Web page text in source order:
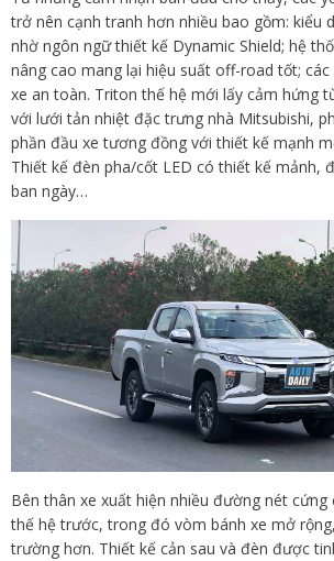
trở nên cạnh tranh hơn nhiều bao gồm: kiểu
nhờ ngôn ngữ thiết kế Dynamic Shield; hệ
nâng cao mang lại hiệu suất off-road tốt;
xe an toàn. Triton thế hệ mới lấy cảm hứng
với lưới tản nhiệt đặc trưng nhà Mitsubishi,
phần đầu xe tương đồng với thiết kế mạnh
Thiết kế đèn pha/cốt LED có thiết kế mảnh,
ban ngày…
Bên thân xe xuất hiện nhiều đường nét cứng
thế hệ trước, trong đó vòm bánh xe mở
trường hơn. Thiết kế cản sau và đèn được